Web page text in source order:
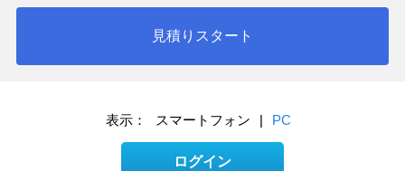
見積りスタート
表示： スマートフォン | PC
ログイン